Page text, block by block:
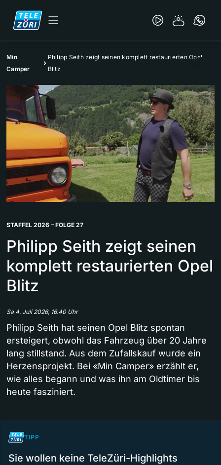
Min
Camper
Philipp Seith zeigt seinen komplett restaurierten Opel
Blitz
STAFFEL 2026 – FOLGE 27
Philipp Seith zeigt seinen
komplett restaurierten Opel
Blitz
Sa 4. Juli 2026, 16.40 Uhr
Philipp Seith hat seinen Opel Blitz spontan
ersteigert, obwohl das Fahrzeug über 20 Jahre
lang stillstand. Aus dem Zufallskauf wurde ein
Herzensprojekt. Bei «Min Camper» erzählt er,
wie alles begann und was ihn am Oldtimer bis
heute fasziniert.
TIPP
Sie wollen keine TeleZüri-Highlights